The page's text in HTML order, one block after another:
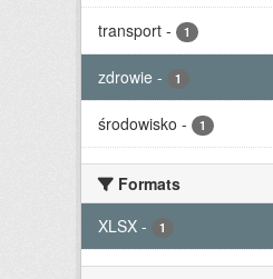
transport - 1
zdrowie - 1
środowisko - 1
Formats
XLSX - 1